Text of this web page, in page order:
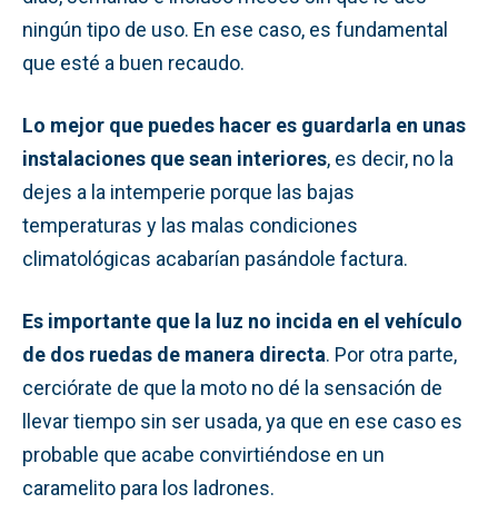
ningún tipo de uso. En ese caso, es fundamental
que esté a buen recaudo.
Lo mejor que puedes hacer es guardarla en unas
instalaciones que sean interiores, es decir, no la
dejes a la intemperie porque las bajas
temperaturas y las malas condiciones
climatológicas acabarían pasándole factura.
Es importante que la luz no incida en el vehículo
de dos ruedas de manera directa. Por otra parte,
cerciórate de que la moto no dé la sensación de
llevar tiempo sin ser usada, ya que en ese caso es
probable que acabe convirtiéndose en un
caramelito para los ladrones.